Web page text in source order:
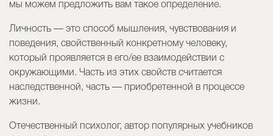
мы можем предложить вам такое определение.
Личность — это способ мышления, чувствования и
поведения, свойственный конкретному человеку,
который проявляется в его/ее взаимодействии с
окружающими. Часть из этих свойств считается
наследственной, часть — приобретенной в процессе
жизни.
Отечественный психолог, автор популярных учебников